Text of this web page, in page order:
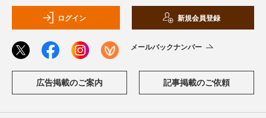
ログイン 新規会員登録
メールバックナンバー
広告掲載のご案内 記事掲載のご依頼